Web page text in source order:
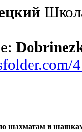
шахматам и